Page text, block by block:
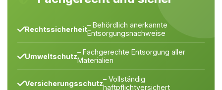
Rechtssicherheit– Behördlich anerkannte
Entsorgungsnachweise
Umweltschutz– Fachgerechte Entsorgung aller
Materialien
Versicherungsschutz– Vollständig
haftpflichtversichert